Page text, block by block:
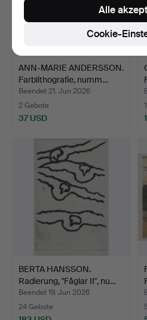
ANN-MARIE ANDERSSON.
Farblithografie, numm…
Beendet 21. Jun 2026
2 Gebote
37 USD
BERTA HANSSON.
Radierung, "Fåglar II", nu…
Beendet 19. Jun 2026
24 Gebote
Cookie-
Alle